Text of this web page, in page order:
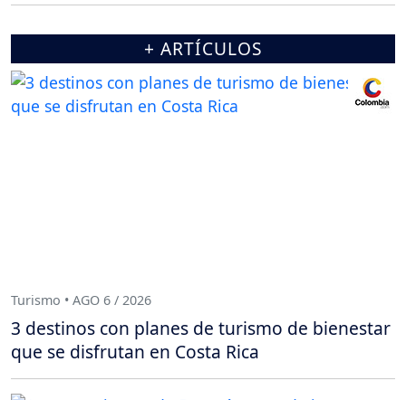
+ ARTÍCULOS
Turismo • AGO 6 / 2026
3 destinos con planes de turismo de bienestar
que se disfrutan en Costa Rica